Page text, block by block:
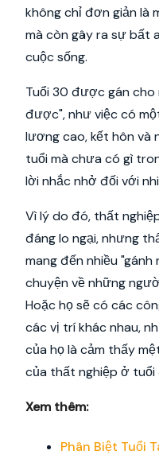
không chỉ đơn giản là
mà còn gây ra sự bất
cuộc sống.
Tuổi 30 được gán cho
được", như việc có
lương cao, kết hôn và
tuổi mà chưa có gì
lời nhắc nhở đối với
Vì lý do đó, thất
đáng lo ngại, nhưng
mang đến nhiều "gánh
chuyện về những
Hoặc họ sẽ có các
các vị trí khác nhau,
của họ là cảm thấy
của thất nghiệp ở tuổi
Xem thêm:
Phân Biệt Tuổi